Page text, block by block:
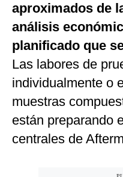
aproximados de
análisis
planificado que
Las labores de
individualmente o
muestras
están preparando
centrales de